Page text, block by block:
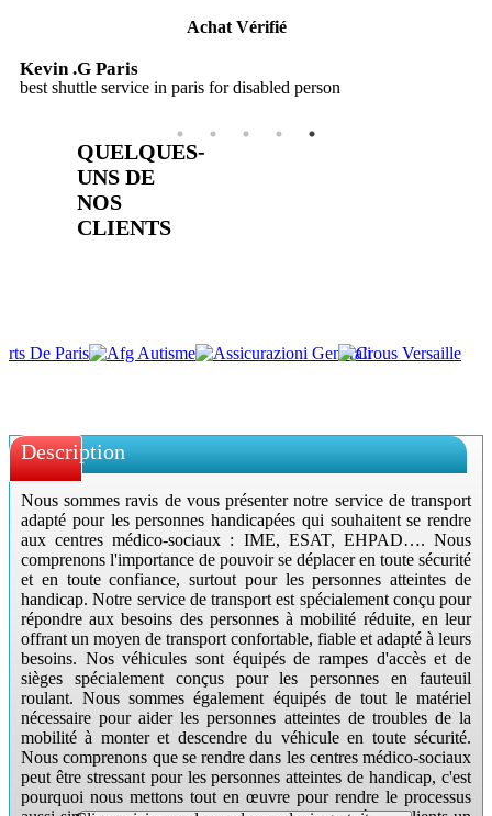
Achat Vérifié
Kevin .G Paris
best shuttle service in paris for disabled person
QUELQUES-
UNS DE
NOS
CLIENTS
Nous sommes ravis de vous présenter notre service de transport
adapté pour les personnes handicapées qui souhaitent se rendre
aux centres médico-sociaux : IME, ESAT, EHPAD…. Nous
comprenons l'importance de pouvoir se déplacer en toute sécurité
et en toute confiance, surtout pour les personnes atteintes de
handicap. Notre service de transport est spécialement conçu pour
répondre aux besoins des personnes à mobilité réduite, en leur
offrant un moyen de transport confortable, fiable et adapté à leurs
besoins. Nos véhicules sont équipés de rampes d'accès et de
sièges spécialement conçus pour les personnes en fauteuil
roulant. Nous sommes également équipés de tout le matériel
nécessaire pour aider les personnes atteintes de troubles de la
mobilité à monter et descendre du véhicule en toute sécurité.
Nous comprenons que se rendre dans les centres médico-sociaux
peut être stressant pour les personnes atteintes de handicap, c'est
pourquoi nous mettons tout en œuvre pour rendre le processus